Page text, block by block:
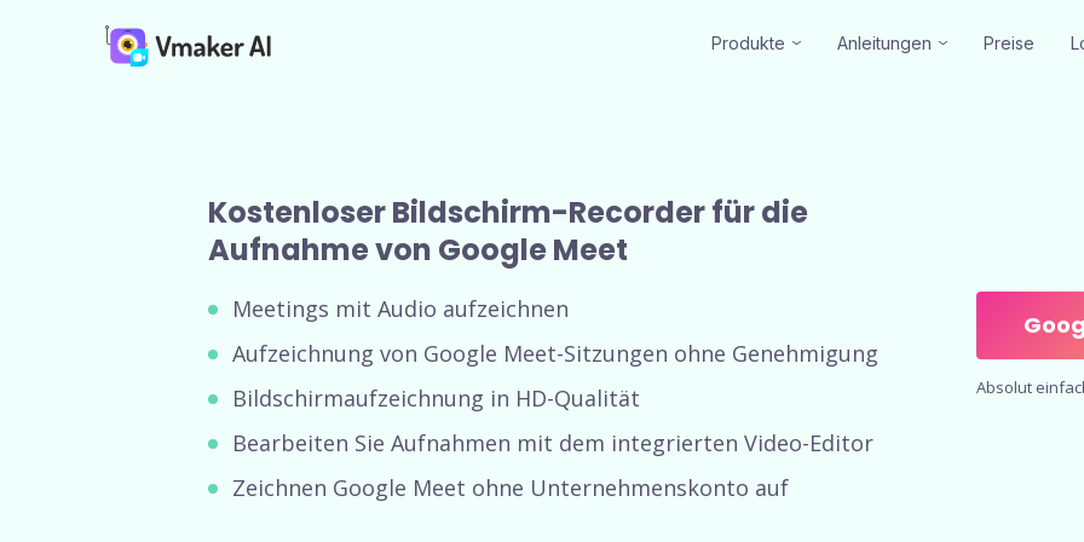
Produkte Anleitungen Preise
Kostenloser Bildschirm-Recorder für die
Aufnahme von Google Meet
Meetings mit Audio aufzeichnen
Aufzeichnung von Google Meet-Sitzungen ohne Genehmigung
Bildschirmaufzeichnung in HD-Qualität
Bearbeiten Sie Aufnahmen mit dem integrierten Video-Editor
Zeichnen Google Meet ohne Unternehmenskonto auf
Absolut